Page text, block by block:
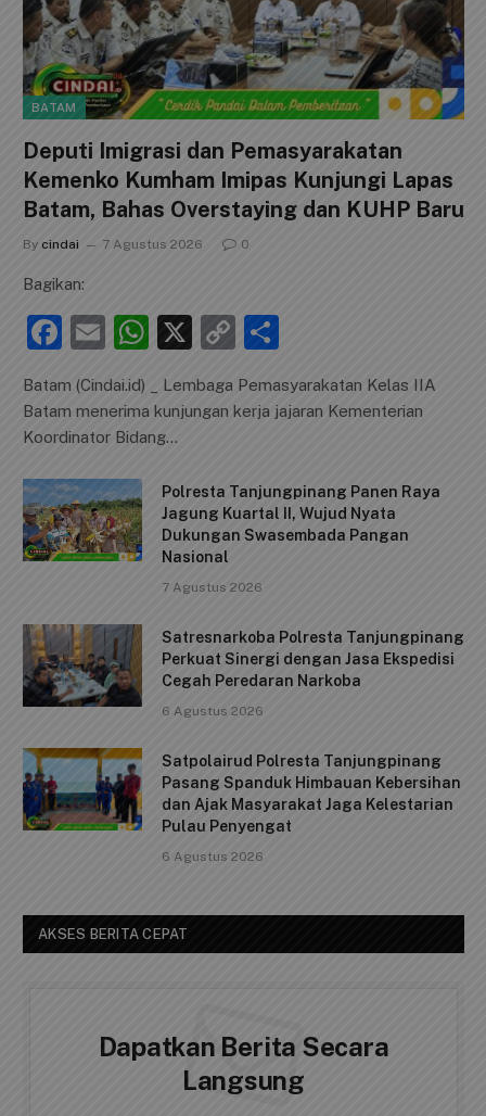
BATAM
Deputi Imigrasi dan Pemasyarakatan
Kemenko Kumham Imipas Kunjungi Lapas
Batam, Bahas Overstaying dan KUHP Baru
By cindai 7 Agustus 2026 0
Bagikan:
F
c
e
b
o
o
k
E
ai
l
W
at
s
p
p
X
C
p
n
k
ar
Batam (Cindai.id) _ Lembaga Pemasyarakatan Kelas IIA
Batam menerima kunjungan kerja jajaran Kementerian
Koordinator Bidang…
Polresta Tanjungpinang Panen Raya
Jagung Kuartal II, Wujud Nyata
Dukungan Swasembada Pangan
Nasional
7 Agustus 2026
Satresnarkoba Polresta Tanjungpinang
Perkuat Sinergi dengan Jasa Ekspedisi
Cegah Peredaran Narkoba
6 Agustus 2026
Satpolairud Polresta Tanjungpinang
Pasang Spanduk Himbauan Kebersihan
dan Ajak Masyarakat Jaga Kelestarian
Pulau Penyengat
6 Agustus 2026
AKSES BERITA CEPAT
Dapatkan Berita Secara
Langsung